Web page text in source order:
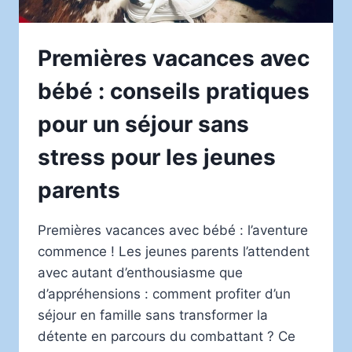
Premières vacances avec
bébé : conseils pratiques
pour un séjour sans
stress pour les jeunes
parents
Premières vacances avec bébé : l’aventure
commence ! Les jeunes parents l’attendent
avec autant d’enthousiasme que
d’appréhensions : comment profiter d’un
séjour en famille sans transformer la
détente en parcours du combattant ? Ce